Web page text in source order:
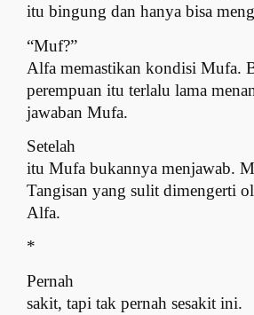
itu bingung dan hanya bisa
“Muf?”
Alfa memastikan kondisi Mufa.
perempuan itu terlalu lama
jawaban Mufa.
Setelah
itu Mufa bukannya menjawab.
Tangisan yang sulit dimengerti
Alfa.
*
Pernah
sakit, tapi tak pernah sesakit ini.